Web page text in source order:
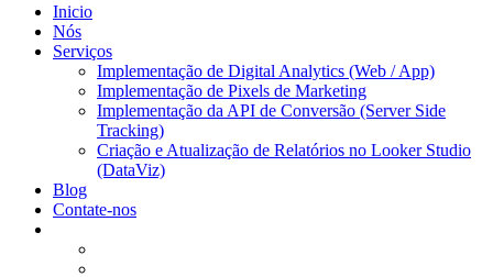
Inicio
Nós
Serviços
Implementação de Digital Analytics (Web / App)
Implementação de Pixels de Marketing
Implementação da API de Conversão (Server Side
Tracking)
Criação e Atualização de Relatórios no Looker Studio
(DataViz)
Blog
Contate-nos